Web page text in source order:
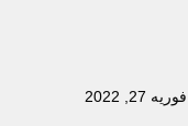
فوریه 27, 2022